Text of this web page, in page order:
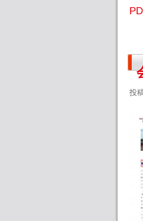
投